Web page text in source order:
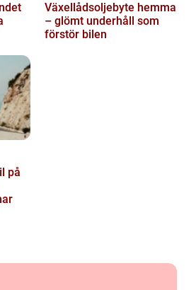
Växellådsoljebyte hemma
– glömt underhåll som
förstör bilen
på